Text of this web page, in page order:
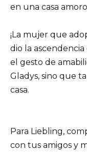
en una casa
¡La mujer que
dio la
el gesto de
Gladys, sino que
casa.
Para Liebling,
con tus amigos y